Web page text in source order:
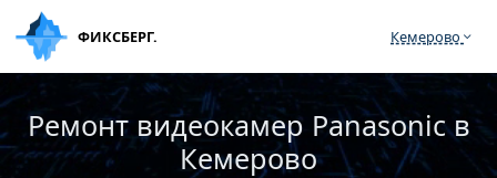
ФИКСБЕРГ. Кемерово
Ремонт видеокамер Panasonic в
Кемерово